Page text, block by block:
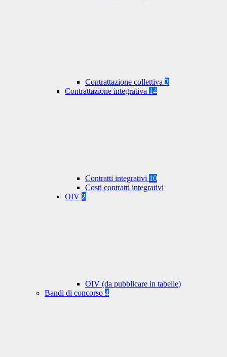
Contrattazione collettiva 3
Contrattazione integrativa 14
Contratti integrativi 10
Costi contratti integrativi
OIV 2
OIV (da pubblicare in tabelle)
Bandi di concorso 4